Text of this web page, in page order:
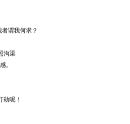
谓我何求？
沟渠
。
呢！